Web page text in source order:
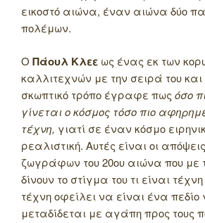
εικοστό αιώνα, έναν αιώνα δύο
πολέμων.
Ο Πάουλ Κλεε ως ένας εκ των
καλλιτεχνών με την σειρά του
σκωπτικό τρόπο έγραφε πως όσο
γίνεται ο κόσμος τόσο πιο
τέχνη, γιατί σε έναν κόσμο
ρεαλιστική. Αυτές είναι οι
ζωγράφων του 20ου αιώνα που με
δίνουν το στίγμα του τι είναι
τέχνη οφείλει να είναι ένα
μεταδίδεται με αγάπη προς τους